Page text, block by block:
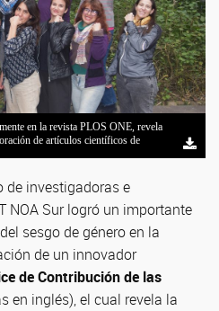
en la revista PLOS ONE, revela
de artículos científicos de
de investigadoras e
NOA Sur logró un importante
sesgo de género en la
de un innovador
de Contribución de las
en inglés), el cual revela la